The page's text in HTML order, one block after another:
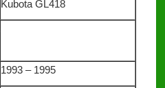
Kubota GL418
1993 – 1995